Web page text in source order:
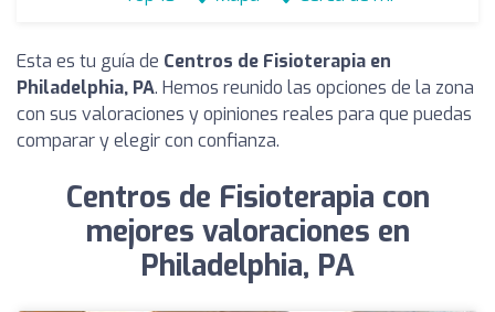
Esta es tu guía de Centros de Fisioterapia en
Philadelphia, PA. Hemos reunido las opciones de la zona
con sus valoraciones y opiniones reales para que puedas
comparar y elegir con confianza.
Centros de Fisioterapia con
mejores valoraciones en
Philadelphia, PA